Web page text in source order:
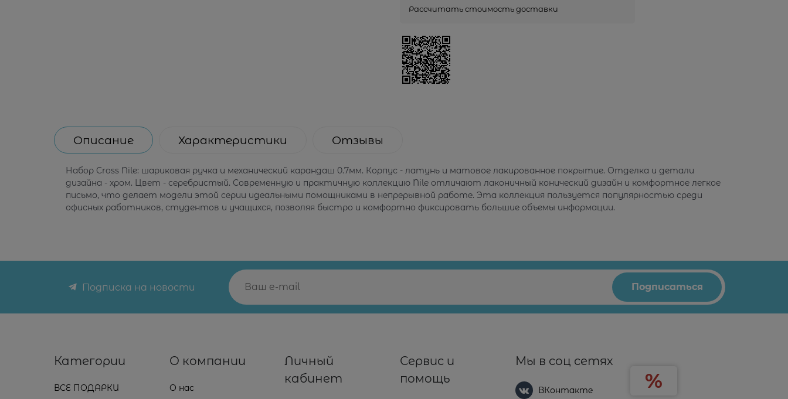
Рассчитать стоимость доставки
Описание Характеристики Отзывы
Набор Cross Nile: шариковая ручка и механический карандаш 0.7мм. Корпус - латунь и матовое лакированное покрытие. Отделка и детали
дизайна - хром. Цвет - серебристый. Современную и практичную коллекцию Nile отличают лаконичный конический дизайн и комфортное легкое
письмо, что делает модели этой серии идеальными помощниками в непрерывной работе. Эта коллекция пользуется популярностью среди
офисных работников, студентов и учащихся, позволяя быстро и комфортно фиксировать большие объемы информации.
Подписка на новости
Категории
ВСЕ ПОДАРКИ
О компании
О нас
Личный
кабинет
Сервис и
помощь
Мы в соц сетях
ВКонтакте